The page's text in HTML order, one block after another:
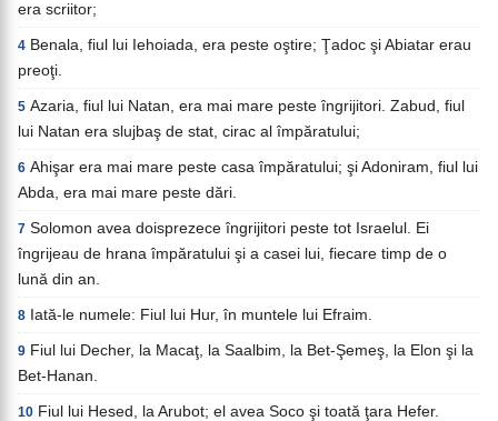
era scriitor;
4 Benala, fiul lui Iehoiada, era peste oştire; Ţadoc şi Abiatar erau
preoţi.
5 Azaria, fiul lui Natan, era mai mare peste îngrijitori. Zabud, fiul
lui Natan era slujbaş de stat, cirac al împăratului;
6 Ahişar era mai mare peste casa împăratului; şi Adoniram, fiul lui
Abda, era mai mare peste dări.
7 Solomon avea doisprezece îngrijitori peste tot Israelul. Ei
îngrijeau de hrana împăratului şi a casei lui, fiecare timp de o
lună din an.
8 Iată-le numele: Fiul lui Hur, în muntele lui Efraim.
9 Fiul lui Decher, la Macaţ, la Saalbim, la Bet-Şemeş, la Elon şi la
Bet-Hanan.
10 Fiul lui Hesed, la Arubot; el avea Soco şi toată ţara Hefer.